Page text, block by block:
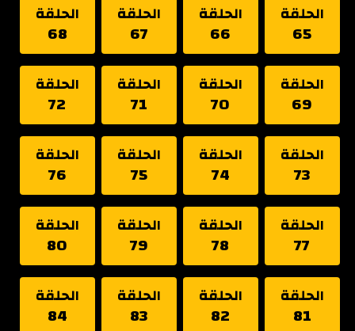
الحلقة
65
الحلقة
66
الحلقة
67
الحلقة
68
الحلقة
69
الحلقة
70
الحلقة
71
الحلقة
72
الحلقة
73
الحلقة
74
الحلقة
75
الحلقة
76
الحلقة
77
الحلقة
78
الحلقة
79
الحلقة
80
الحلقة
81
الحلقة
82
الحلقة
83
الحلقة
84